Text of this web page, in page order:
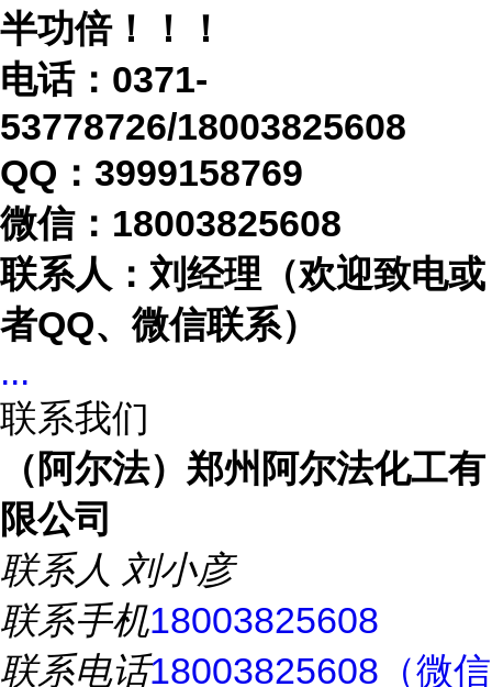
半功倍！！！
电话： 0371-
53778726/18003825608
QQ：3999158769
微信： 18003825608
联系人：刘经理（欢迎致电或
者QQ、微信联系）
...
联系我们
（阿尔法）郑州阿尔法化工有
限公司
联系人 刘小彦
联系手机18003825608
联系电话18003825608（微信